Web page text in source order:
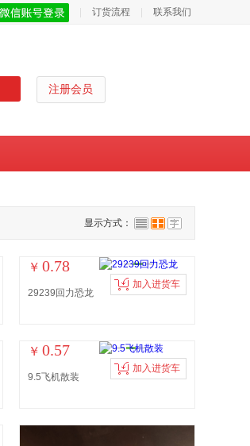
订货流程 联系我们
注册会员
显示方式：
￥ 0.78
加入进货车
29239回力恐龙
￥ 0.57
加入进货车
9.5飞机散装